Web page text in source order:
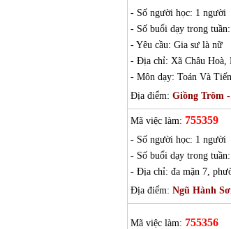
- Số người học: 1 người
- Số buổi dạy trong
- Yêu cầu: Gia sư là nữ
- Địa chỉ: Xã Châu Hoà,
- Môn dạy: Toán Và
Địa điểm: Giồng Trôm
Mã việc làm: 755359
- Số người học: 1 người
- Số buổi dạy trong
- Địa chỉ: đa mặn 7,
Địa điểm: Ngũ Hành
Mã việc làm: 755356